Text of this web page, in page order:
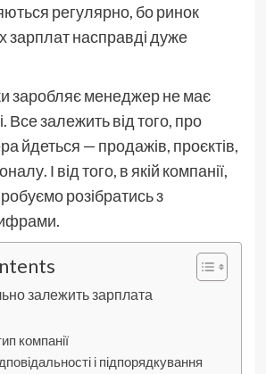
регулярно, бо ринок
зарплат насправді дуже
заробляє менеджер не має
Все залежить від того, про
йдеться — продажів, проєктів,
І від того, в якій компанії,
розібратись з
залежить зарплата
компанії
і підпорядкування